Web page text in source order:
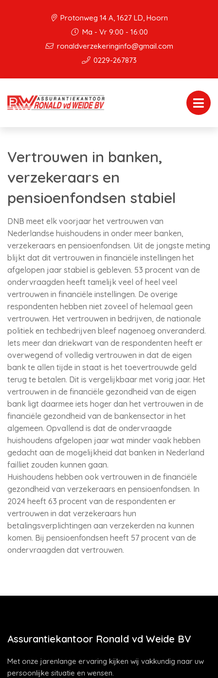
Protonweg 14 A, 1627 LD, Hoorn
Ma - Vr 9:00 - 16:00
ronaldverzekeringinfo@gmail.com
0229-267873
Vertrouwen in banken,
verzekeraars en
pensioenfondsen stabiel
DNB meet elk voorjaar het vertrouwen van
Nederlandse huishoudens in onder meer banken,
verzekeraars en pensioenfondsen. Uit de jongste meting
blijkt dat dit vertrouwen in financiële instellingen het
afgelopen jaar stabiel is gebleven. 53 procent van de
ondervraagden heeft tamelijk veel of heel veel
vertrouwen in financiële instellingen. De overige
respondenten hebben niet zoveel of helemaal geen
vertrouwen. Het vertrouwen in bedrijven, de nationale
politiek en techbedrijven bleef nagenoeg onveranderd.
Iets meer dan driekwart van de respondenten heeft er
overwegend of volledig vertrouwen in dat de eigen
bank te allen tijde in staat is het toevertrouwde geld
terug te betalen. Dit is vergelijkbaar met vorig jaar. Het
vertrouwen in de financiële gezondheid van de eigen
bank ligt daarmee iets hoger dan het vertrouwen in de
financiële gezondheid van de bankensector in het
algemeen. Opvallend is dat de ondervraagde
huishoudens afgelopen jaar wat minder vaak hebben
gedacht aan de mogelijkheid dat banken in Nederland
failliet zouden kunnen gaan.
Huishoudens hebben ook vertrouwen in de financiële
gezondheid van verzekeraars en pensioenfondsen. In
2024 heeft 63 procent van de respondenten er
vertrouwen in dat verzekeraars hun
betalingsverplichtingen aan verzekerden na kunnen
komen. Bij pensioenfondsen heeft 57 procent van de
ondervraagden dat vertrouwen.
Assurantiekantoor Ronald vd Weide BV
Met onze jarenlange ervaring kijken wij vakkundig naar uw
persoonlijke situatie en wensen.